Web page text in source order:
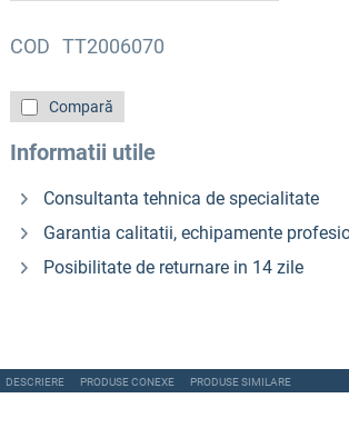
Compară
Informatii utile
Consultanta tehnica de specialitate
Garantia calitatii, echipamente
Posibilitate de returnare in 14 zile
COD TT2006070
DESCRIERE PRODUSE CONEXE PRODUSE SIMILARE